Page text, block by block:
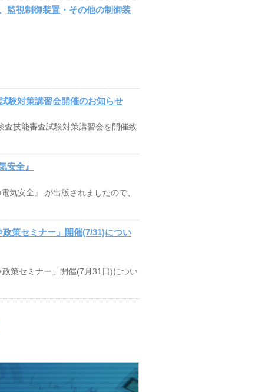
監視制御装置・その他の制御装
験対策講習会開催のお知らせ
技能審査試験対策講習会を開催致
安全』
気安全』 が出版されましたので、
策セミナー」開催(7/31)につい
策セミナー」開催(7月31日)につい